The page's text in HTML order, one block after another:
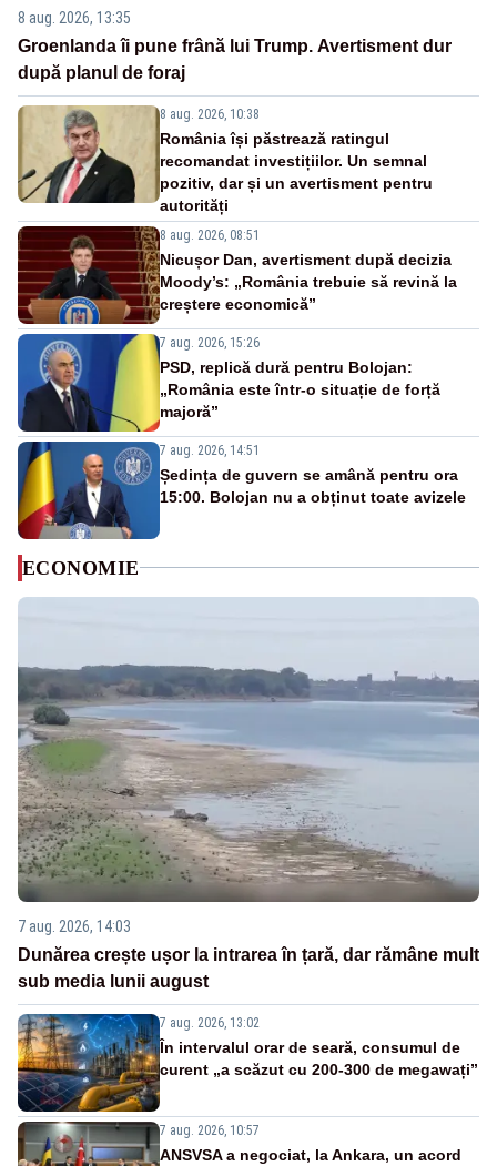
8 aug. 2026, 13:35
Groenlanda îi pune frână lui Trump. Avertisment dur
după planul de foraj
8 aug. 2026, 10:38
România își păstrează ratingul
recomandat investițiilor. Un semnal
pozitiv, dar și un avertisment pentru
autorități
8 aug. 2026, 08:51
Nicușor Dan, avertisment după decizia
Moody’s: „România trebuie să revină la
creștere economică”
7 aug. 2026, 15:26
PSD, replică dură pentru Bolojan:
„România este într-o situație de forță
majoră”
7 aug. 2026, 14:51
Ședința de guvern se amână pentru ora
15:00. Bolojan nu a obținut toate avizele
ECONOMIE
7 aug. 2026, 14:03
Dunărea crește ușor la intrarea în țară, dar rămâne mult
sub media lunii august
7 aug. 2026, 13:02
În intervalul orar de seară, consumul de
curent „a scăzut cu 200-300 de megawați”
7 aug. 2026, 10:57
ANSVSA a negociat, la Ankara, un acord